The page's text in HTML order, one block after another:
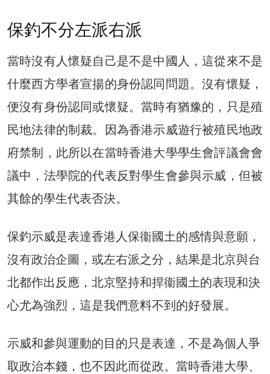
保釣不分左派右派
當時沒有人懷疑自己是不是中國人，這從來不是
什麼西方學者宣揚的身份認同問題。沒有懷疑，
便沒有身份認同或懷疑。當時有猶豫的，只是殖
民地法律的制裁。因為香港示威遊行被殖民地政
府禁制，此所以在當時香港大學學生會評議會會
議中，法學院的代表反對學生會參與示威，但被
其餘的學生代表否決。
保釣示威是表達香港人保衞國土的感情與意願，
沒有政治企圖，或左右派之分，結果是北京與台
北都作出反應，北京堅持和捍衞國土的表現和決
心尤為強烈，這是我們意料不到的好發展。
示威和參與運動的目的只是表達，不是為個人爭
取政治本錢，也不因此而從政。當時香港大學、